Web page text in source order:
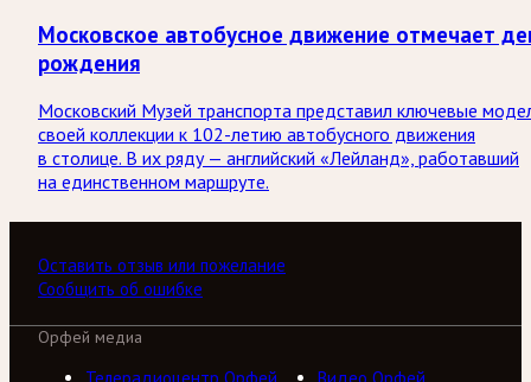
Московское автобусное движение отмечает
рождения
Московский Музей транспорта представил ключевые
своей коллекции к 102-летию автобусного движения
в столице. В их ряду — английский «Лейланд», работавший
на единственном маршруте.
Оставить отзыв или пожелание
Сообщить об ошибке
Орфей медиа